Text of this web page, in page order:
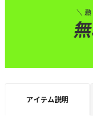
アイテム説明